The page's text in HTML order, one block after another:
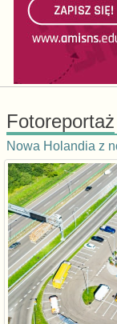
Fotoreportaż
Nowa Holandia z